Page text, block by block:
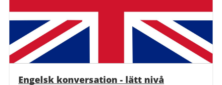
Engelsk konversation - lätt nivå